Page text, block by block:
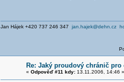
Jan Hájek +420 737 246 347 jan.hajek@dehn.cz
Re: Jaký proudový chránič pro
« Odpověď #11 kdy:13.11.2006, 14:46 »